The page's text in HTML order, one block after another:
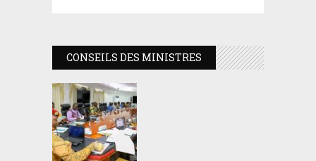
CONSEILS DES MINISTRES